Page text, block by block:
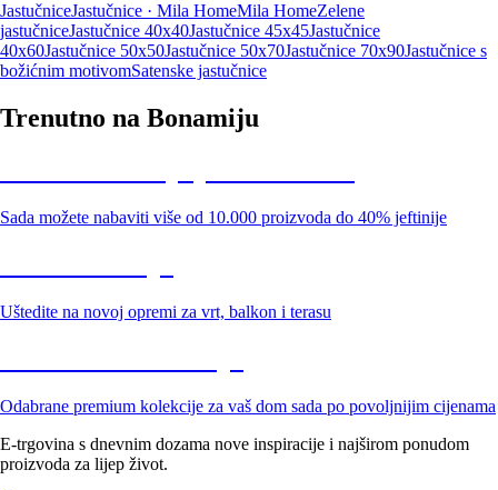
JastučniceJastučnice · Mila HomeMila HomeZelene
jastučniceJastučnice 40x40Jastučnice 45x45Jastučnice
40x60Jastučnice 50x50Jastučnice 50x70Jastučnice 70x90Jastučnice s
božićnim motivomSatenske jastučnice
Trenutno na Bonamiju
Sada možete nabaviti više od 10.000 proizvoda do 40% jeftinije
Uštedite na novoj opremi za vrt, balkon i terasu
Odabrane premium kolekcije za vaš dom sada po povoljnijim cijenama
E-trgovina s dnevnim dozama nove inspiracije i najširom ponudom
proizvoda za lijep život.